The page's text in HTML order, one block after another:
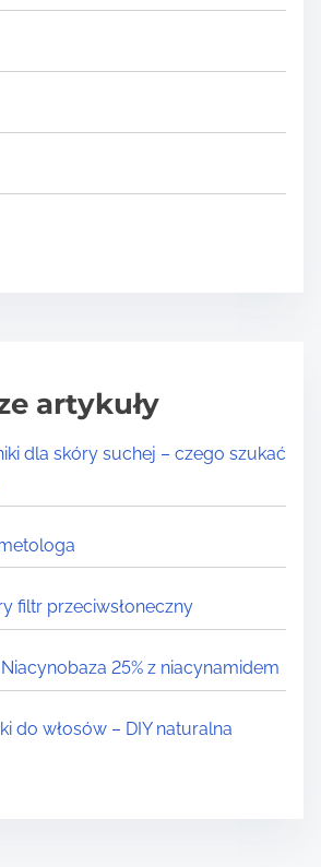
artykuły
dla skóry suchej – czego szukać
filtr przeciwsłoneczny
25% z niacynamidem
do włosów – DIY naturalna